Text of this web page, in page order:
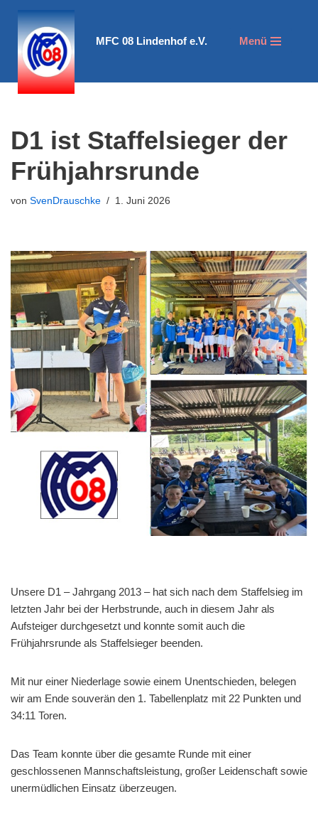
Zum
Inhalt
springen
MFC 08 Lindenhof e.V. Menü
D1 ist Staffelsieger der
Frühjahrsrunde
von SvenDrauschke 1. Juni 2026
Unsere D1 – Jahrgang 2013 – hat sich nach dem Staffelsieg im
letzten Jahr bei der Herbstrunde, auch in diesem Jahr als
Aufsteiger durchgesetzt und konnte somit auch die
Frühjahrsrunde als Staffelsieger beenden.
Mit nur einer Niederlage sowie einem Unentschieden, belegen
wir am Ende souverän den 1. Tabellenplatz mit 22 Punkten und
34:11 Toren.
Das Team konnte über die gesamte Runde mit einer
geschlossenen Mannschaftsleistung, großer Leidenschaft sowie
unermüdlichen Einsatz überzeugen.